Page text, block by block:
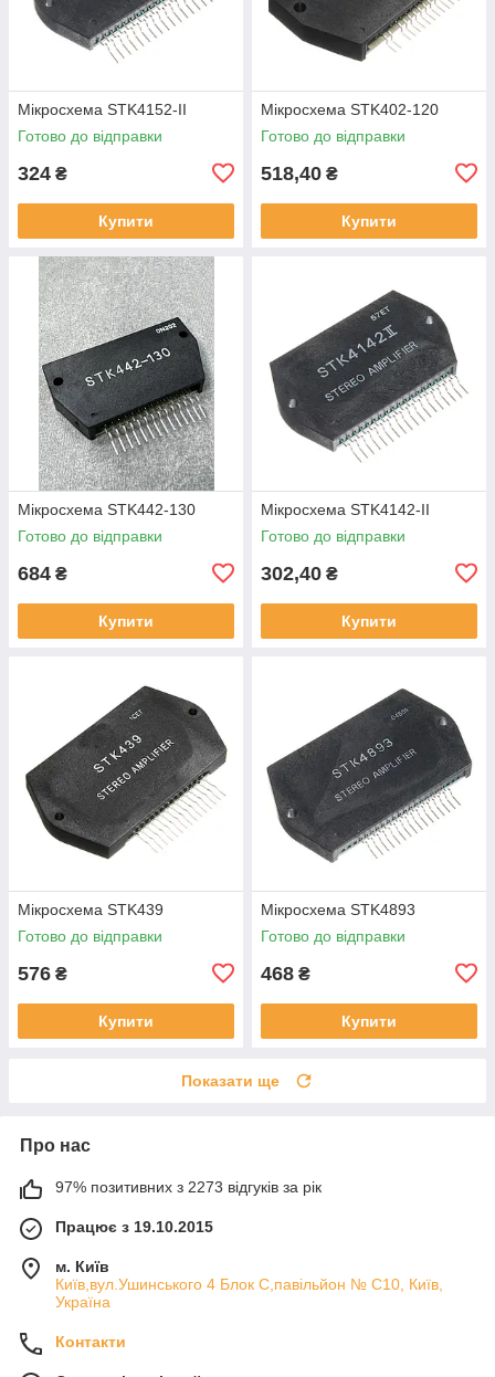
Мікросхема STK4152-II
Готово до відправки
324 ₴
Купити
Мікросхема STK402-120
Готово до відправки
518,40 ₴
Купити
Мікросхема STK442-130
Готово до відправки
684 ₴
Купити
Мікросхема STK4142-II
Готово до відправки
302,40 ₴
Купити
Мікросхема STK439
Готово до відправки
576 ₴
Купити
Мікросхема STK4893
Готово до відправки
468 ₴
Купити
Показати ще
Про нас
97% позитивних з 2273 відгуків за рік
Працює з 19.10.2015
м. Київ
Київ,вул.Ушинського 4 Блок С,павільйон № С10, Київ,
Україна
Контакти